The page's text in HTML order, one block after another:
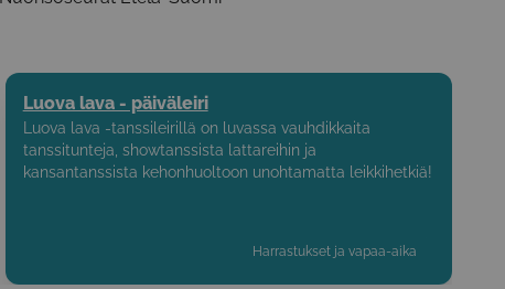
Luova lava - päiväleiri
Luova lava -tanssileirillä on luvassa vauhdikkaita
tanssitunteja, showtanssista lattareihin ja
kansantanssista kehonhuoltoon unohtamatta leikkihetkiä!
Harrastukset ja vapaa-aika